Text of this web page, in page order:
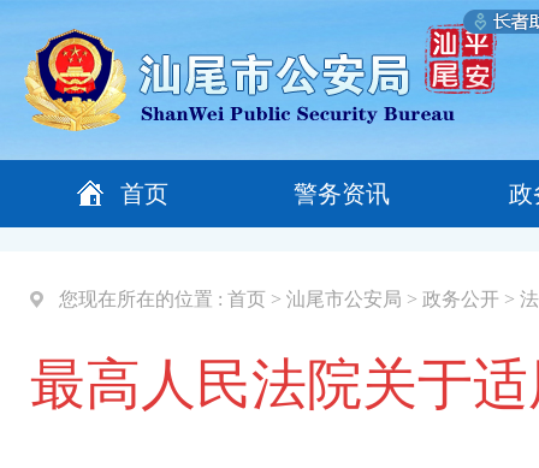
首页 警务资讯 政
您现在所在的位置 : 首页 > 汕尾市公安局 > 政务公开 >
最高人民法院关于